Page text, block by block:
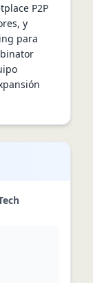
P2P
y
para